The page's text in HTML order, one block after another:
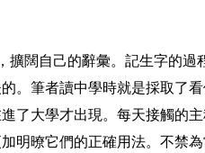
闊自己的辭彙。記生字的過
。筆者讀中學時就是採取了
了大學才出現。每天接觸的主
明暸它們的正確用法。不禁